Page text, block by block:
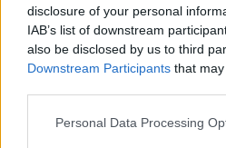
disclosure of your personal
IAB’s list of downstream
also be disclosed by us to third
Downstream Participants that
Please note that this website/app
Personal Data Processing